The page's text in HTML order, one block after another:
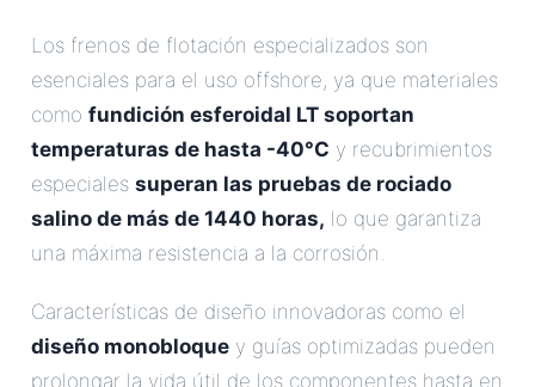
Los frenos de flotación especializados son
esenciales para el uso offshore, ya que materiales
como fundición esferoidal LT soportan
temperaturas de hasta -40°C y recubrimientos
especiales superan las pruebas de rociado
salino de más de 1440 horas, lo que garantiza
una máxima resistencia a la corrosión.
Características de diseño innovadoras como el
diseño monobloque y guías optimizadas pueden
prolongar la vida útil de los componentes hasta en